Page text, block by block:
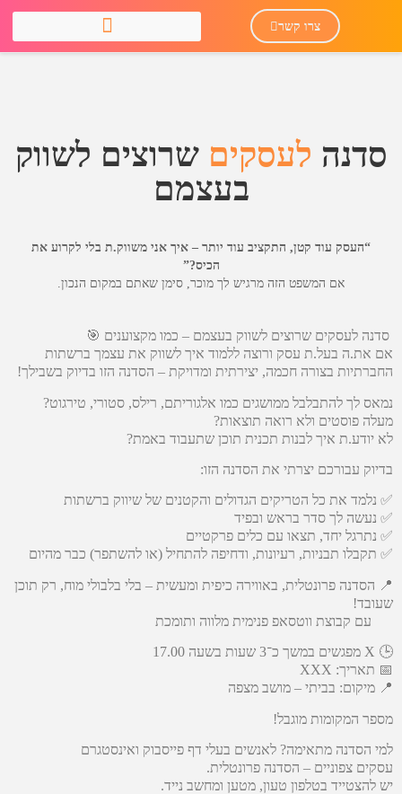
צרו קשר
סדנה לעסקים שרוצים לשווק
בעצמם
“העסק עוד קטן, התקציב עוד יותר – איך אני משווק.ת בלי לקרוע את
הכיס?”
אם המשפט הזה מרגיש לך מוכר, סימן שאתם במקום הנכון.
סדנה לעסקים שרוצים לשווק בעצמם – כמו מקצוענים 🎯
אם את.ה בעל.ת עסק ורוצה ללמוד איך לשווק את עצמך ברשתות
החברתיות בצורה חכמה, יצירתית ומדויקת – הסדנה הזו בדיוק בשבילך!
נמאס לך להתבלבל ממושגים כמו אלגוריתם, רילס, סטורי, טירגוט?
מעלה פוסטים ולא רואה תוצאות?
לא יודע.ת איך לבנות תכנית תוכן שתעבוד באמת?
בדיוק עבורכם יצרתי את הסדנה הזו:
✅ נלמד את כל הטריקים הגדולים והקטנים של שיווק ברשתות
✅ נעשה לך סדר בראש ובפיד
✅ נתרגל יחד, תצאו עם כלים פרקטיים
✅ תקבלו תבניות, רעיונות, ודחיפה להתחיל (או להשתפר) כבר מהיום
📍 הסדנה פרונטלית, באווירה כיפית ומעשית – בלי בלבולי מוח, רק תוכן
שעובד!
עם קבוצת ווטסאפ פנימית מלווה ותומכת
🕒 X מפגשים במשך כ־3 שעות בשעה 17.00
📅 תאריך: XXX
📍 מיקום: בביתי – מושב מצפה
מספר המקומות מוגבל!
למי הסדנה מתאימה? לאנשים בעלי דף פייסבוק ואינסטגרם
עסקים צפוניים – הסדנה פרונטלית.
יש להצטייד בטלפון טעון, מטען ומחשב נייד.